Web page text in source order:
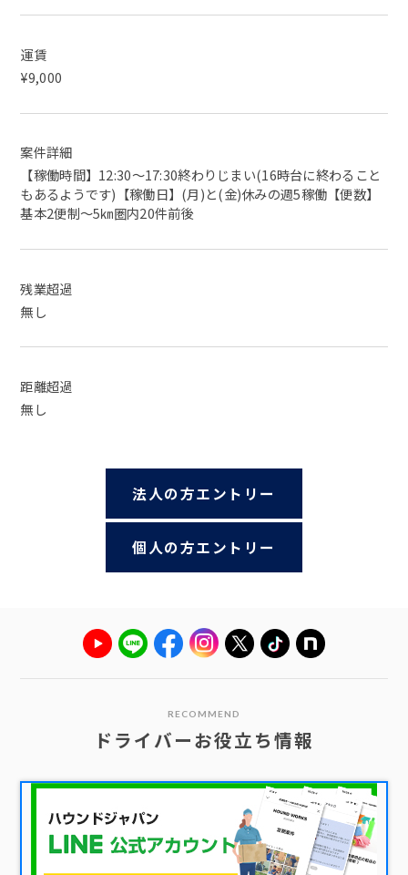
運賃
¥9,000
案件詳細
【稼働時間】12:30～17:30終わりじまい(16時台に終わること
もあるようです)【稼働日】(月)と(金)休みの週5稼働【便数】
基本2便制～5㎞圏内20件前後
残業超過
無し
距離超過
無し
法人の方エントリー
個人の方エントリー
RECOMMEND
ドライバーお役立ち情報